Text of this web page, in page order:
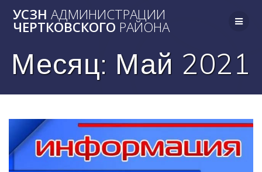
to
content
УСЗН АДМИНИСТРАЦИИ
ЧЕРТКОВСКОГО РАЙОНА
Месяц: Май 2021